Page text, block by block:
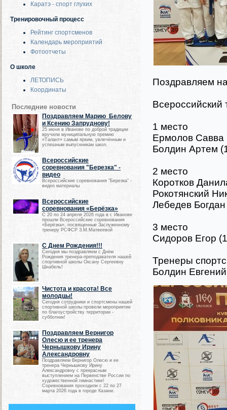
Каратэ - спорт глухих
Тренировочный процесс
Рейтинг спортсменов
Календарь мероприятий
Фотоотчеты
О школе
ЛЕТОПИСЬ
Координаты
Последние новости
Поздравляем Марию Белову
и Ксению Запруднову!
25 июня в Иванове по доброй традиции
вручили муниципальную премию
«Талант» самым ярким, увлечённым и
успешным выпускникам школ.
Всероссийские
соревнования "Березка" -
видео
Всероссийские соревнования "Березка" -
видео материалы
Всероссийские
соревнования «Берёзка»
С 20 по 24 апреля 2026 года в г. Иванове
прошли Всероссийские соревнования
«Берёзка», посвященные Заслуженному
тренеру РСФСР З.М.Матвеевой
С Днем Рождения!!!
Сегодня мы поздравляем с Днём
Рождения тренера-преподавателя нашей
спортивной школы Оксану Сергеевну
Шнабель!
Чистота и красота! Все
молодцы!
Сегодня сотрудники и спортсмены нашей
спортивной школы провели мероприятие
по благоустройству территории -
субботник!
Поздравляем Вернигор
Олесю и ее тренера
Чернышкову Ирину
Александровну
Поздравляем Вернигор Олесю и ее
тренера Чернышкову Ирину
Александровну с прекрасным
выступлением на Первенстве России по
художественной гимнастике!
Соревнования проходили с 22 по 27
марта 2026 года в городе Казани.
Поздравляем
Всероссийский
1 место
Ермолов Савва
Болдин Артем
2 место
Коротков
Рокотянский
Лебедев Богдан
3 место
Сидоров Егор
Тренеры
Болдин